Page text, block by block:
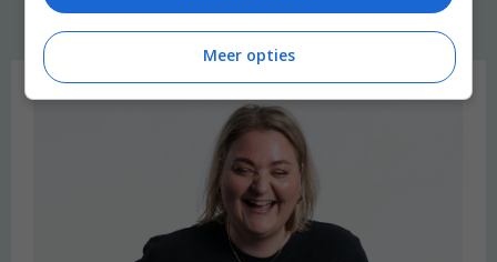
Meer opties